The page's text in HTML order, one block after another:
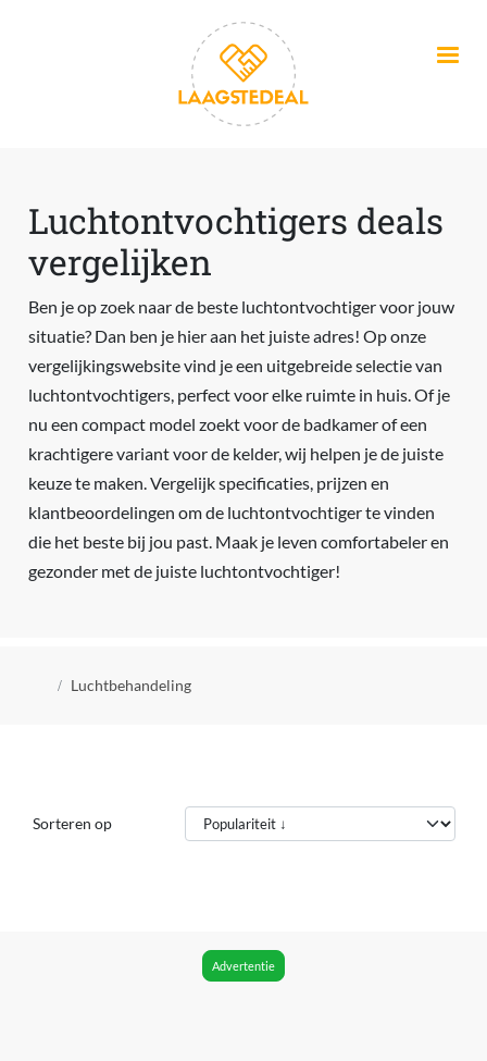
Luchtontvochtigers deals
vergelijken
Ben je op zoek naar de beste luchtontvochtiger voor jouw
situatie? Dan ben je hier aan het juiste adres! Op onze
vergelijkingswebsite vind je een uitgebreide selectie van
luchtontvochtigers, perfect voor elke ruimte in huis. Of je
nu een compact model zoekt voor de badkamer of een
krachtigere variant voor de kelder, wij helpen je de juiste
keuze te maken. Vergelijk specificaties, prijzen en
klantbeoordelingen om de luchtontvochtiger te vinden
die het beste bij jou past. Maak je leven comfortabeler en
gezonder met de juiste luchtontvochtiger!
Kruimelpad
Luchtbehandeling
Sorteren op
Advertentie